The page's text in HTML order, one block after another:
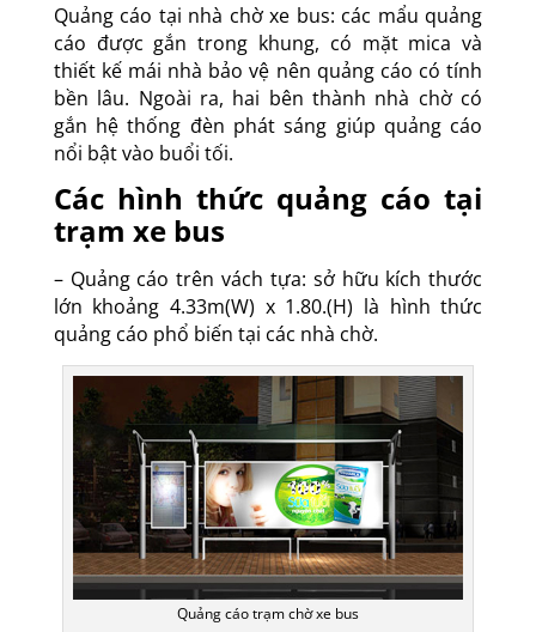
Quảng cáo tại nhà chờ xe bus: các mẩu quảng
cáo được gắn trong khung, có mặt mica và
thiết kế mái nhà bảo vệ nên quảng cáo có tính
bền lâu. Ngoài ra, hai bên thành nhà chờ có
gắn hệ thống đèn phát sáng giúp quảng cáo
nổi bật vào buổi tối.
Các hình thức quảng cáo tại
trạm xe bus
– Quảng cáo trên vách tựa: sở hữu kích thước
lớn khoảng 4.33m(W) x 1.80.(H) là hình thức
quảng cáo phổ biến tại các nhà chờ.
Quảng cáo trạm chờ xe bus